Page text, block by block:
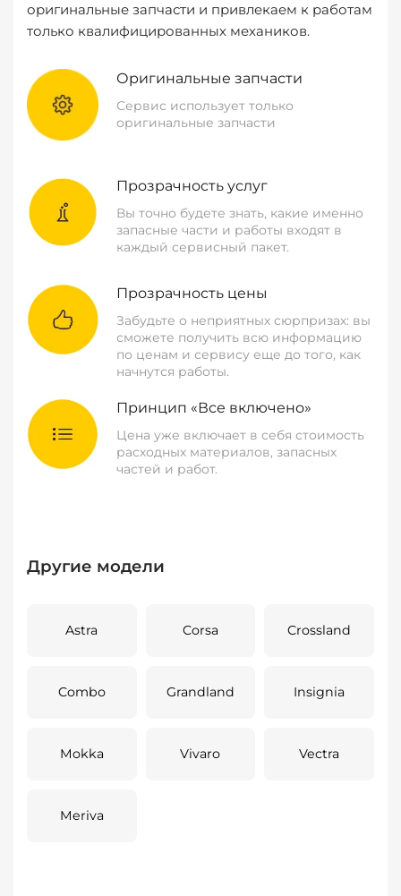
оригинальные запчасти и привлекаем к работам
только квалифицированных механиков.
Оригинальные запчасти
Сервис использует только
оригинальные запчасти
Прозрачность услуг
Вы точно будете знать, какие именно
запасные части и работы входят в
каждый сервисный пакет.
Прозрачность цены
Забудьте о неприятных сюрпризах: вы
сможете получить всю информацию
по ценам и сервису еще до того, как
начнутся работы.
Принцип «Все включено»
Цена уже включает в себя стоимость
расходных материалов, запасных
частей и работ.
Другие модели
Astra Corsa Crossland
Combo Grandland Insignia
Mokka Vivaro Vectra
Meriva